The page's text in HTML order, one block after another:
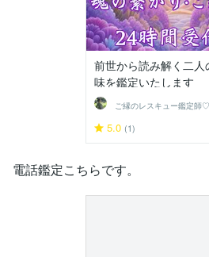
前世から読み解く二人
味を鑑定いたします
5.0 (1)
電話鑑定こちらです。